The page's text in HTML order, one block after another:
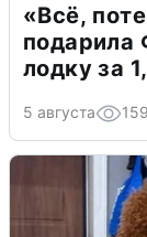
«Всё,
подарила
лодку за
5 августа 159